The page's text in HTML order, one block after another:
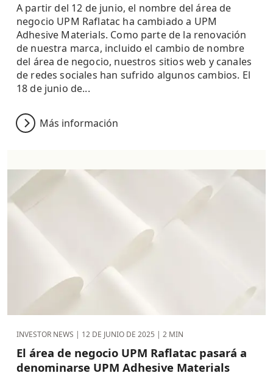
A partir del 12 de junio, el nombre del área de
negocio UPM Raflatac ha cambiado a UPM
Adhesive Materials. Como parte de la renovación
de nuestra marca, incluido el cambio de nombre
del área de negocio, nuestros sitios web y canales
de redes sociales han sufrido algunos cambios. El
18 de junio de...
Más información
INVESTOR NEWS | 12 DE JUNIO DE 2025 | 2 MIN
El área de negocio UPM Raflatac pasará a
denominarse UPM Adhesive Materials